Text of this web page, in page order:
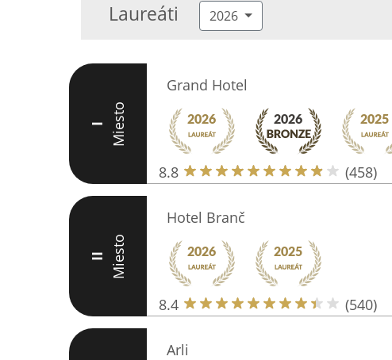
Laureáti 2026
I Miesto
Grand Hotel
8.8 (458)
II Miesto
Hotel Branč
8.4 (540)
Arli